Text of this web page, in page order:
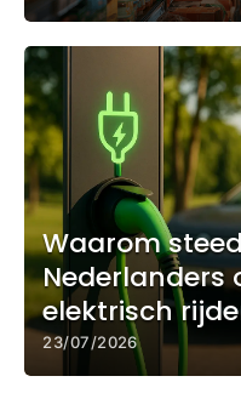
Waarom
Nederlanders
elektrisch
23/07/2026